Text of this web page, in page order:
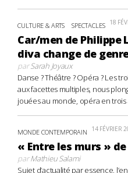
CULTURE & ARTS SPECTACLES 18
Car/men de Philippe
diva change de
parSarah Joyaux
Danse ? Théâtre ? Opéra ? Les
aux facettes multiples, nous
jouées au monde, opéra en trois
MONDE CONTEMPORAIN 14 FÉVRIER
« Entre les murs »
parMathieu Salami
Sujet d’actualité par essence,